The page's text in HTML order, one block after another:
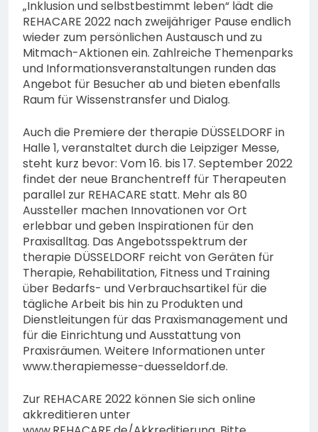
„Inklusion und selbstbestimmt leben“ lädt die
REHACARE 2022 nach zweijähriger Pause endlich
wieder zum persönlichen Austausch und zu
Mitmach-Aktionen ein. Zahlreiche Themenparks
und Informationsveranstaltungen runden das
Angebot für Besucher ab und bieten ebenfalls
Raum für Wissenstransfer und Dialog.
Auch die Premiere der therapie DÜSSELDORF in
Halle 1, veranstaltet durch die Leipziger Messe,
steht kurz bevor: Vom 16. bis 17. September 2022
findet der neue Branchentreff für Therapeuten
parallel zur REHACARE statt. Mehr als 80
Aussteller machen Innovationen vor Ort
erlebbar und geben Inspirationen für den
Praxisalltag. Das Angebotsspektrum der
therapie DÜSSELDORF reicht von Geräten für
Therapie, Rehabilitation, Fitness und Training
über Bedarfs- und Verbrauchsartikel für die
tägliche Arbeit bis hin zu Produkten und
Dienstleitungen für das Praxismanagement und
für die Einrichtung und Ausstattung von
Praxisräumen. Weitere Informationen unter
www.therapiemesse-duesseldorf.de.
Zur REHACARE 2022 können Sie sich online
akkreditieren unter